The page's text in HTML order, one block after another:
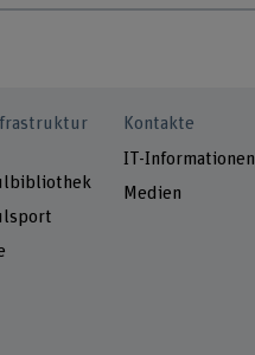
Kontakte
IT-Informationen
Medien